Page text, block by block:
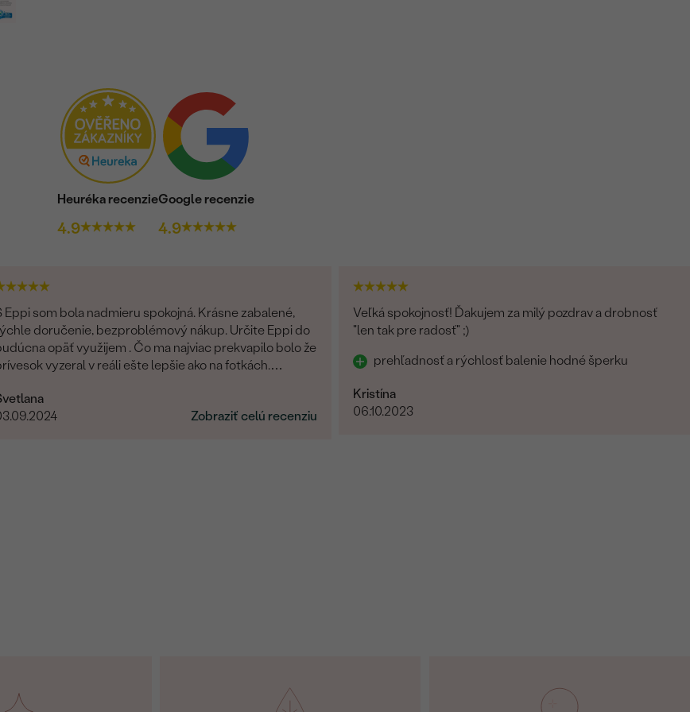
Heuréka recenzie
4.9
Google recenzie
4.9
Eppi som bola nadmieru spokojná. Krásne zabalené,
doručenie, bezproblémový nákup. Určite Eppi do
opäť využijem . Čo ma najviac prekvapilo bolo že
vyzeral v reáli ešte lepšie ako na fotkách.
príveskom. V realite je to prepracovanie oveľa
a krajšie ako na fotkách.Zobraziť celú recenziu
Veľká spokojnosť! Ďakujem za milý pozdrav a drobnosť
"len tak pre radosť" ;)
prehľadnosť a rýchlosť balenie hodné šperku
Kristína
06.10.2023